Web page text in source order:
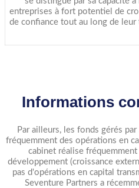
entreprises à fort potentiel de
de confiance tout au long de
Informations
Par ailleurs, les fonds gérés
fréquemment des opérations en
cabinet réalise
développement (croissance
pas d'opérations en capital
Seventure Partners a